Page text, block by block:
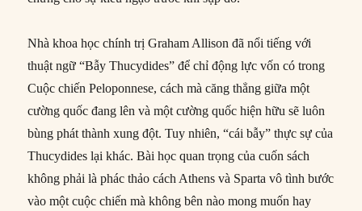
Nhà khoa học chính trị Graham Allison đã nổi tiếng với
thuật ngữ “Bẫy Thucydides” để chỉ động lực vốn có trong
Cuộc chiến Peloponnese, cách mà căng thẳng giữa một
cường quốc đang lên và một cường quốc hiện hữu sẽ luôn
bùng phát thành xung đột. Tuy nhiên, “cái bẫy” thực sự của
Thucydides lại khác. Bài học quan trọng của cuốn sách
không phải là phác thảo cách Athens và Sparta vô tình bước
vào một cuộc chiến mà không bên nào mong muốn hay